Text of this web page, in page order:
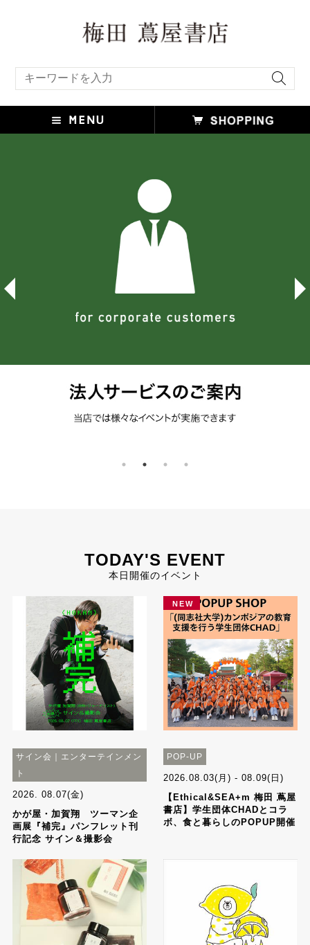
TODAY'S EVENT
本日開催のイベント
サイン会｜エンターテインメン
ト
2026. 08.07(金)
かが屋・加賀翔 ツーマン企
画展『補完』パンフレット刊
行記念 サイン＆撮影会
NEW
POP-UP
2026.08.03(月) - 08.09(日)
【Ethical&SEA+m 梅田 蔦屋
書店】学生団体CHADとコラ
ボ、食と暮らしのPOPUP開催